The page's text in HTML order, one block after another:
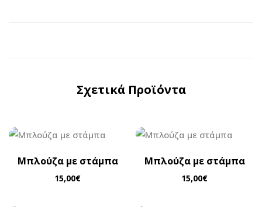
Σχετικά Προϊόντα
Μπλούζα με στάμπα
15,00€
Μπλούζα με στάμπα
15,00€